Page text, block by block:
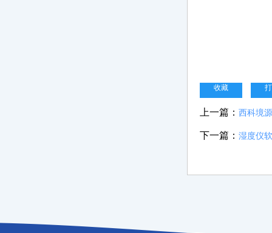
收藏
上一篇： 西科境
下一篇： 湿度仪